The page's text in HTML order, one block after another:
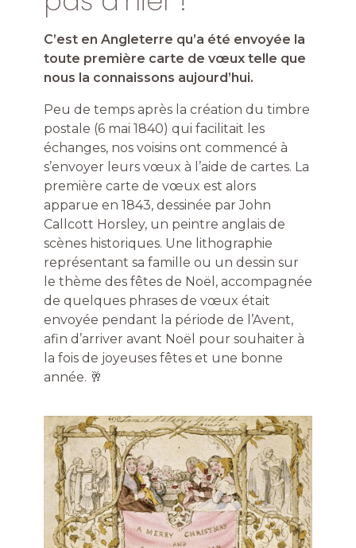
C’est en Angleterre qu’a été envoyée la
toute première carte de vœux telle que
nous la connaissons aujourd’hui.
Peu de temps après la création du timbre
postale (6 mai 1840) qui facilitait les
échanges, nos voisins ont commencé à
s’envoyer leurs vœux à l’aide de cartes. La
première carte de vœux est alors
apparue en 1843, dessinée par John
Callcott Horsley, un peintre anglais de
scènes historiques. Une lithographie
représentant sa famille ou un dessin sur
le thème des fêtes de Noël, accompagnée
de quelques phrases de vœux était
envoyée pendant la période de l’Avent,
afin d’arriver avant Noël pour souhaiter à
la fois de joyeuses fêtes et une bonne
année. 🥂